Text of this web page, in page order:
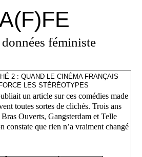
données féministe
2 : QUAND LE CINÉMA FRANÇAIS
LES STÉRÉOTYPES
un article sur ces comédies made
toutes sortes de clichés. Trois ans
Ouverts, Gangsterdam et Telle
constate que rien n’a vraiment changé